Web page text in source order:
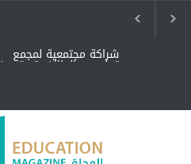
شراكة مجتمعية لمجمع
تعليمي بالطائف تستهدف